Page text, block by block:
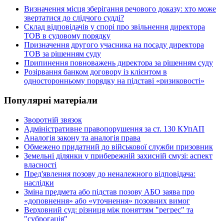
Визначення місця зберігання речового доказу: хто може
звертатися до слідчого судді?
Склад відповідачів у спорі про звільнення директора
ТОВ в судовому порядку
Призначення другого учасника на посаду директора
ТОВ за рішенням суду
Припинення повноважень директора за рішенням суду
Розірвання банком договору із клієнтом в
односторонньому порядку на підставі «ризиковості»
Популярні матеріали
Зворотній звязок
Адміністративне правопорушення за ст. 130 КУпАП
Аналогія закону та аналогія права
Обмежено придатний до військової служби призовник
Земельні ділянки у прибережній захисній смузі: аспект
власності
Пред'явлення позову до неналежного відповідача:
наслідки
Зміна предмета або підстав позову АБО заява про
«доповнення» або «уточнення» позовних вимог
Верховний суд: різниця між поняттям "регрес" та
"суброгація"